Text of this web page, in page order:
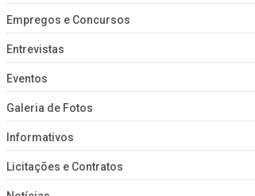
Empregos e Concursos
Entrevistas
Eventos
Galeria de Fotos
Informativos
Licitações e Contratos